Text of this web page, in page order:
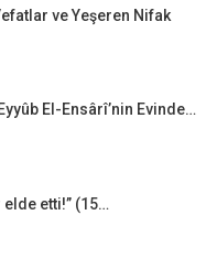
ve Yeşeren Nifak
El-Ensârî’nin Evinde…
elde etti!” (15…